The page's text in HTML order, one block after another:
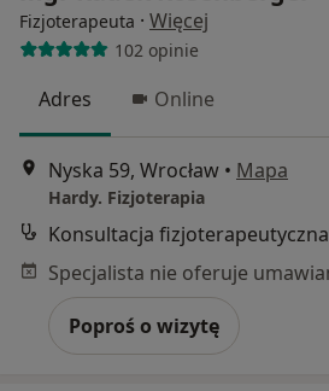
Fizjoterapeuta · Więcej
102 opinie
Adres Online
Nyska 59, Wrocław • Mapa
Hardy. Fizjoterapia
Konsultacja fizjoterapeutyczna
Poproś o wizytę